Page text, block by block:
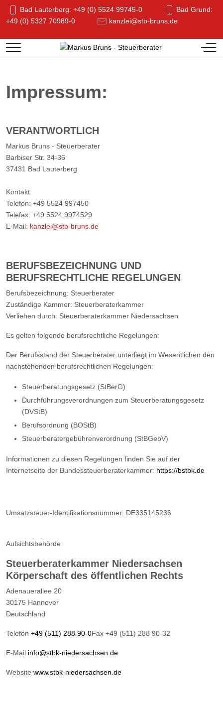
Bad Lauterberg: +49 (0) 5524 99745-0
Bad Grund:
+49 (0) 5327 70989-0
kanzlei@stb-bruns.de
Mobile Menu Toggle Off-
Impressum:
VERANTWORTLICH
Markus Bruns - Steuerberater
Barbiser Str. 34-36
37431 Bad Lauterberg
Kontakt:
Telefon: +49 5524 997450
Telefax: +49 5524 9974529
E-Mail: kanzlei@stb-bruns.de
BERUFSBEZEICHNUNG UND
BERUFSRECHTLICHE REGELUNGEN
Berufsbezeichnung: Steuerberater
Zuständige Kammer: Steuerberaterkammer
Verliehen durch: Steuerberaterkammer Niedersachsen
Es gelten folgende berufsrechtliche Regelungen:
Der Berufsstand der Steuerberater unterliegt im Wesentlichen den
nachstehenden berufsrechtlichen Regelungen:
Steuerberatungsgesetz (StBerG)
Durchführungsverordnungen zum Steuerberatungsgesetz
(DVStB)
Berufsordnung (BOStB)
Steuerberatergebührenverordnung (StBGebV)
Informationen zu diesen Regelungen finden Sie auf der
Internetseite der Bundessteuerberaterkammer: https://bstbk.de
Umsatzsteuer-Identifikationsnummer: DE335145236
Aufsichtsbehörde
Steuerberaterkammer Niedersachsen
Körperschaft des öffentlichen Rechts
Adenauerallee 20
30175 Hannover
Deutschland
Telefon +49 (511) 288 90-0Fax +49 (511) 288 90-32
E-Mail info@stbk-niedersachsen.de
Website www.stbk-niedersachsen.de